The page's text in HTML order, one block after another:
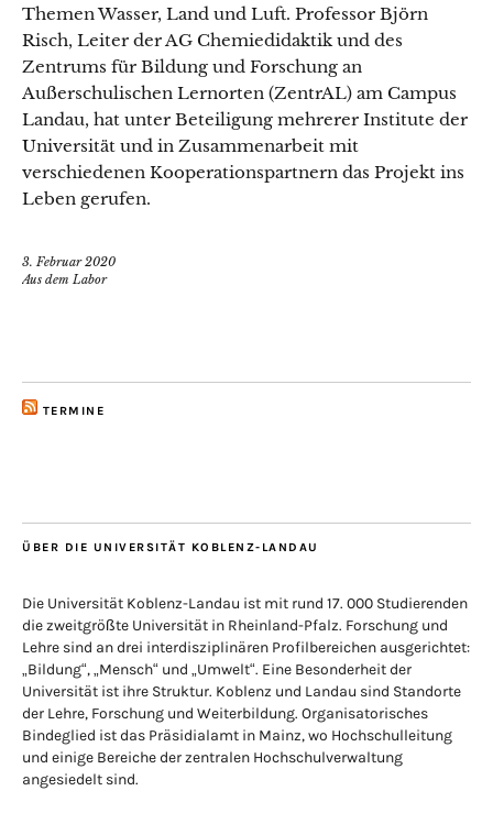
Themen Wasser, Land und Luft. Professor Björn
Risch, Leiter der AG Chemiedidaktik und des
Zentrums für Bildung und Forschung an
Außerschulischen Lernorten (ZentrAL) am Campus
Landau, hat unter Beteiligung mehrerer Institute der
Universität und in Zusammenarbeit mit
verschiedenen Kooperationspartnern das Projekt ins
Leben gerufen.
3. Februar 2020
Aus dem Labor
TERMINE
ÜBER DIE UNIVERSITÄT KOBLENZ-LANDAU
Die Universität Koblenz-Landau ist mit rund 17. 000 Studierenden
die zweitgrößte Universität in Rheinland-Pfalz. Forschung und
Lehre sind an drei interdisziplinären Profilbereichen ausgerichtet:
„Bildung“, „Mensch“ und „Umwelt“. Eine Besonderheit der
Universität ist ihre Struktur. Koblenz und Landau sind Standorte
der Lehre, Forschung und Weiterbildung. Organisatorisches
Bindeglied ist das Präsidialamt in Mainz, wo Hochschulleitung
und einige Bereiche der zentralen Hochschulverwaltung
angesiedelt sind.